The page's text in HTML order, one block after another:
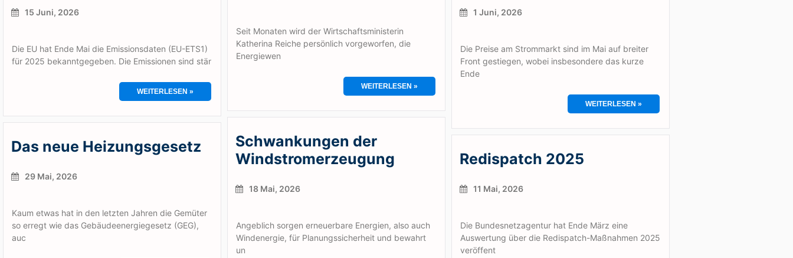
15 Juni, 2026
Die EU hat Ende Mai die Emissionsdaten (EU-ETS1)
für 2025 bekanntgegeben. Die Emissionen sind stär
WEITERLESEN »
Seit Monaten wird der Wirtschaftsministerin
Katherina Reiche persönlich vorgeworfen, die
Energiewen
WEITERLESEN »
1 Juni, 2026
Die Preise am Strommarkt sind im Mai auf breiter
Front gestiegen, wobei insbesondere das kurze
Ende
WEITERLESEN »
Das neue Heizungsgesetz
29 Mai, 2026
Kaum etwas hat in den letzten Jahren die Gemüter
so erregt wie das Gebäudeenergiegesetz (GEG),
auc
Schwankungen der
Windstromerzeugung
18 Mai, 2026
Angeblich sorgen erneuerbare Energien, also auch
Windenergie, für Planungssicherheit und bewahrt
un
Redispatch 2025
11 Mai, 2026
Die Bundesnetzagentur hat Ende März eine
Auswertung über die Redispatch-Maßnahmen 2025
veröffent